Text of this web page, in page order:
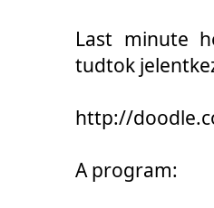
Last minute
tudtok
http://
A program: